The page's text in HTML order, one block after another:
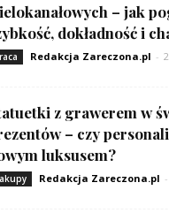
– jak
dokładność i
Redakcja Zareczona.pl -
z grawerem w
– czy
luksusem?
Redakcja Zareczona.pl -